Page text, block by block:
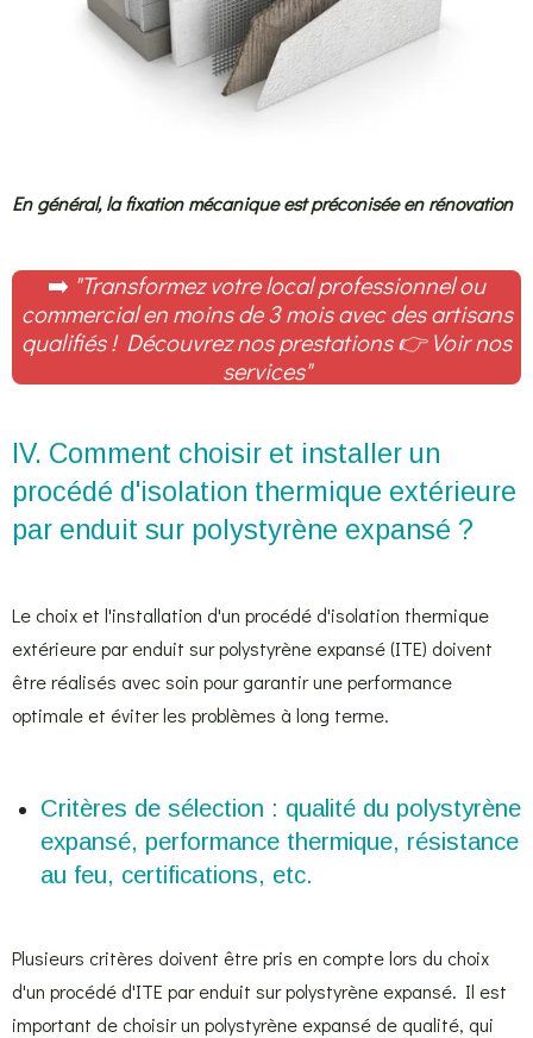
En général, la fixation mécanique est préconisée en rénovation
➡️ "Transformez votre local professionnel ou
commercial en moins de 3 mois avec des artisans
qualifiés ! Découvrez nos prestations👉 Voir nos
services"
IV. Comment choisir et installer un
procédé d'isolation thermique extérieure
par enduit sur polystyrène expansé ?
Le choix et l'installation d'un procédé d'isolation thermique
extérieure par enduit sur polystyrène expansé (ITE) doivent
être réalisés avec soin pour garantir une performance
optimale et éviter les problèmes à long terme.
Critères de sélection : qualité du polystyrène
expansé, performance thermique, résistance
au feu, certifications, etc.
Plusieurs critères doivent être pris en compte lors du choix
d'un procédé d'ITE par enduit sur polystyrène expansé. Il est
important de choisir un polystyrène expansé de qualité, qui